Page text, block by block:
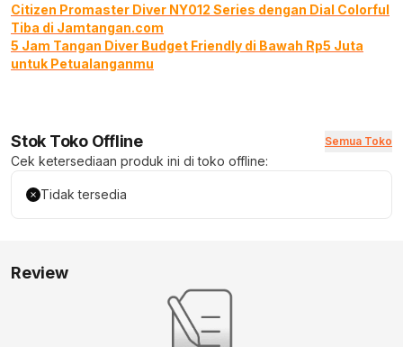
Citizen Promaster Diver NY012 Series dengan Dial Colorful
Tiba di Jamtangan.com
5 Jam Tangan Diver Budget Friendly di Bawah Rp5 Juta
untuk Petualanganmu
Stok Toko Offline Semua Toko
Cek ketersediaan produk ini di toko offline:
Tidak tersedia
Review